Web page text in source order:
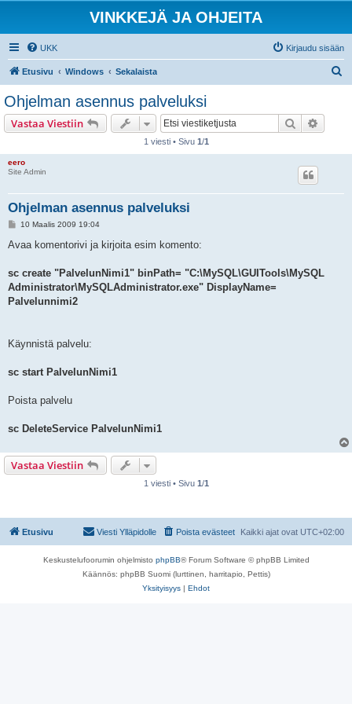
VINKKEJÄ JA OHJEITA
UKK Kirjaudu sisään
Etusivu Windows Sekalaista
Ohjelman asennus palveluksi
Vastaa Viestiin Etsi
1 viesti • Sivu 1/1
eero
Site Admin
Ohjelman asennus palveluksi
V
e
i
10 Maalis 2009 19:04
Avaa komentorivi ja kirjoita esim komento:
sc create "PalvelunNimi1" binPath= "C:\MySQL\GUITools\MySQL
Administrator\MySQLAdministrator.exe" DisplayName=
Palvelunnimi2
Käynnistä palvelu:
sc start PalvelunNimi1
Poista palvelu
sc DeleteService PalvelunNimi1
Vastaa Viestiin
1 viesti • Sivu 1/1
Etusivu Kaikki ajat ovat UTC+02:00
Poista evästeet
Viesti Ylläpidolle
Keskustelufoorumin ohjelmisto phpBB® Forum Software © phpBB Limited
Käännös: phpBB Suomi (lurttinen, harritapio, Pettis)
Yksityisyys | Ehdot